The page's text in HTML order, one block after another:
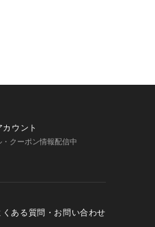
ウント
・クーポン情報配信中
くある質問・お問い合わせ